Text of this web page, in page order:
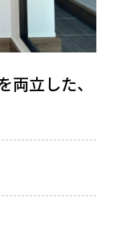
立した、